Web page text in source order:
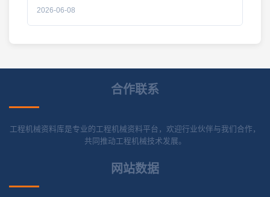
2026-06-08
合作联系
工程机械资料库是专业的工程机械资料平台，欢迎行业伙伴与我们合作，
共同推动工程机械技术发展。
网站数据